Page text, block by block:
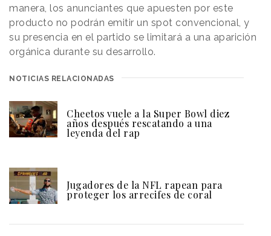
manera, los anunciantes que apuesten por este
producto no podrán emitir un spot convencional, y
su presencia en el partido se limitará a una aparición
orgánica durante su desarrollo.
NOTICIAS RELACIONADAS
Cheetos vuele a la Super Bowl diez
años después rescatando a una
leyenda del rap
Jugadores de la NFL rapean para
proteger los arrecifes de coral